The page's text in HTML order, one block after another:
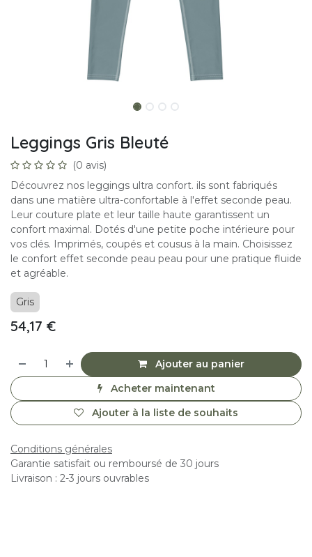
Leggings Gris Bleuté
(0 avis)
Découvrez nos leggings ultra confort. ils sont fabriqués
dans une matière ultra-confortable à l'effet seconde peau.
Leur couture plate et leur taille haute garantissent un
confort maximal. Dotés d'une petite poche intérieure pour
vos clés. Imprimés, coupés et cousus à la main. Choisissez
le confort effet seconde peau peau pour une pratique fluide
et agréable.
Gris
54,17 €
Ajouter au panier
Acheter maintenant
Ajouter à la liste de souhaits
Conditions générales
Garantie satisfait ou remboursé de 30 jours
Livraison : 2-3 jours ouvrables